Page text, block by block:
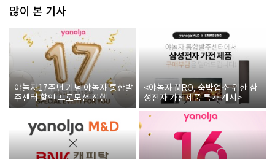
많이 본 기사
야놀자17주년 기념 야놀자 통합발
주센터 할인 프로모션 진행
<야놀자 MRO, 숙박업소 위한 삼
성전자 가전제품 특가 개시>